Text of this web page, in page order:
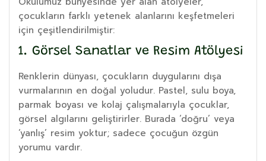
çocukların farklı yetenek alanlarını keşfetmeleri
için çeşitlendirilmiştir:
1. Görsel Sanatlar ve Resim Atölyesi
Renklerin dünyası, çocukların duygularını dışa
vurmalarının en doğal yoludur. Pastel, sulu boya,
parmak boyası ve kolaj çalışmalarıyla çocuklar,
görsel algılarını geliştirirler. Burada ‘doğru’ veya
‘yanlış’ resim yoktur; sadece çocuğun özgün
yorumu vardır.